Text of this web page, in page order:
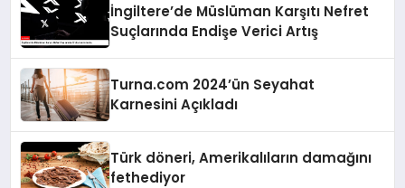
İngiltere’de Müslüman Karşıtı Nefret
Suçlarında Endişe Verici Artış
Turna.com 2024’ün Seyahat
Karnesini Açıkladı
Türk döneri, Amerikalıların damağını
fethediyor